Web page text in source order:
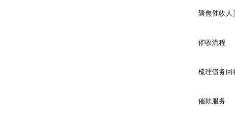
聚焦催收人员
催收流程
梳理债务回收
催款服务